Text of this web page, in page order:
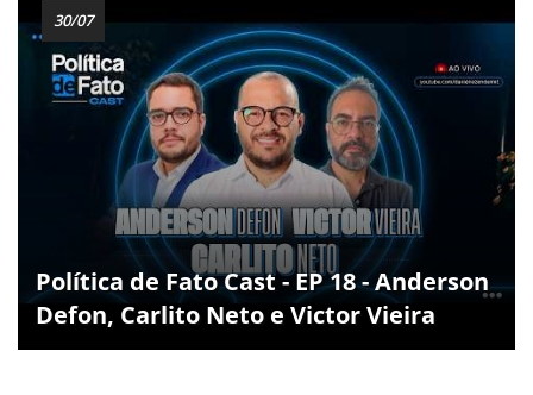
30/07
Política de Fato Cast - EP 18 - Anderson
Defon, Carlito Neto e Victor Vieira